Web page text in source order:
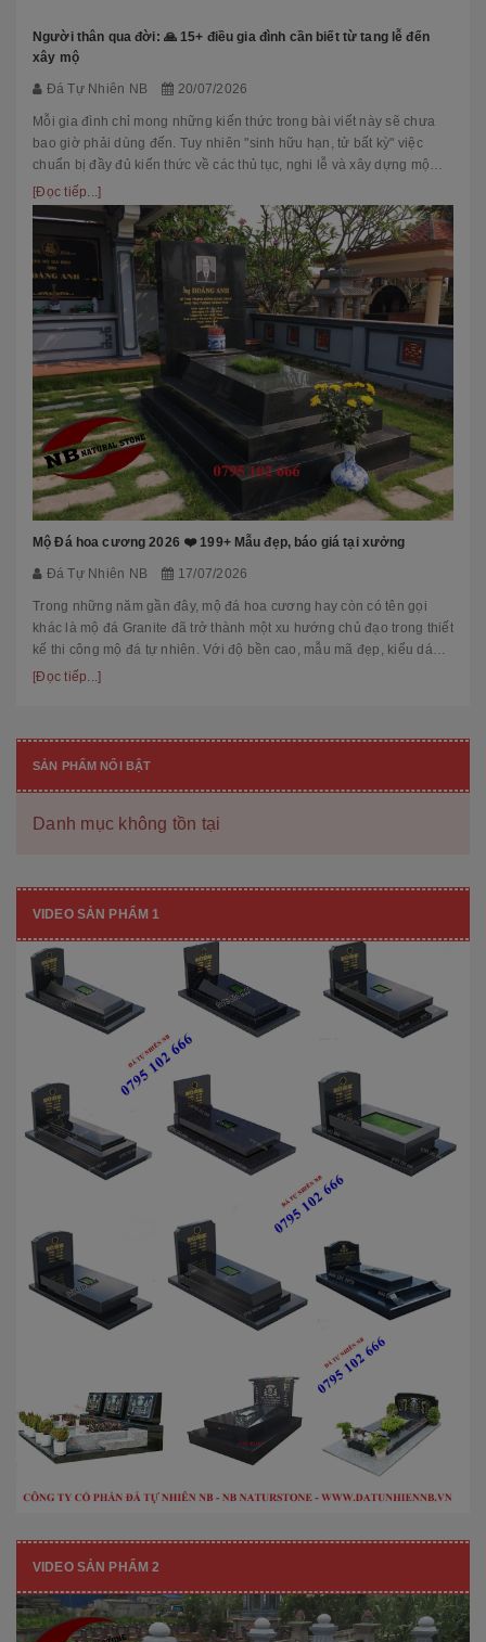
Người thân qua đời: 🙏 15+ điều gia đình cần biết từ tang lễ đến
xây mộ
Đá Tự Nhiên NB 20/07/2026
Mỗi gia đình chỉ mong những kiến thức trong bài viết này sẽ chưa
bao giờ phải dùng đến. Tuy nhiên "sinh hữu hạn, tử bất kỳ" việc
chuẩn bị đầy đủ kiến thức về các thủ tục, nghi lễ và xây dựng mộ
phầ...
[Đọc tiếp...]
Mộ Đá hoa cương 2026 ❤️ 199+ Mẫu đẹp, báo giá tại xưởng
Đá Tự Nhiên NB 17/07/2026
Trong những năm gần đây, mộ đá hoa cương hay còn có tên gọi
khác là mộ đá Granite đã trở thành một xu hướng chủ đạo trong thiết
kế thi công mộ đá tự nhiên. Với độ bền cao, mẫu mã đẹp, kiểu dáng
hiệ...
[Đọc tiếp...]
SẢN PHẨM NỔI BẬT
Danh mục không tồn tại
VIDEO SẢN PHẨM 1
VIDEO SẢN PHẨM 2